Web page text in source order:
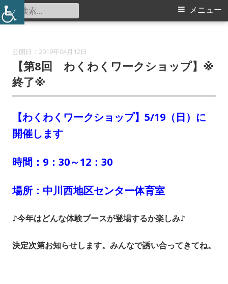
コ
ン
中川西地区センター
メ
メニュー
検
索:
2019年04月12日
【第8回 わくわくワークショップ】※
終了※
【わくわくワークショップ】5/19（日）に
開催します
時間：9：30～12：30
場所：中川西地区センター体育室
♪今年はどんな体験ブースが登場するか楽しみ♪
決定次第お知らせします。みんなで誘い合ってきてね。